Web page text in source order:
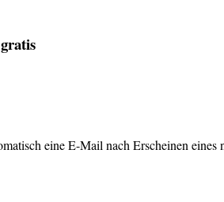
eine E-Mail nach Erscheinen eines